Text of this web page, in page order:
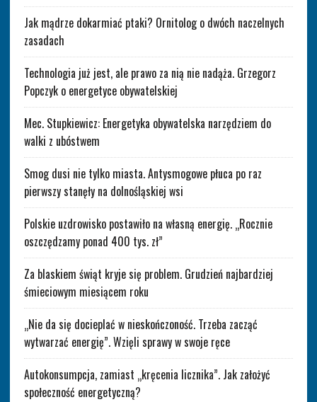
Jak mądrze dokarmiać ptaki? Ornitolog o dwóch naczelnych
zasadach
Technologia już jest, ale prawo za nią nie nadąża. Grzegorz
Popczyk o energetyce obywatelskiej
Mec. Stupkiewicz: Energetyka obywatelska narzędziem do
walki z ubóstwem
Smog dusi nie tylko miasta. Antysmogowe płuca po raz
pierwszy stanęły na dolnośląskiej wsi
Polskie uzdrowisko postawiło na własną energię. „Rocznie
oszczędzamy ponad 400 tys. zł”
Za blaskiem świąt kryje się problem. Grudzień najbardziej
śmieciowym miesiącem roku
„Nie da się docieplać w nieskończoność. Trzeba zacząć
wytwarzać energię”. Wzięli sprawy w swoje ręce
Autokonsumpcja, zamiast „kręcenia licznika”. Jak założyć
społeczność energetyczną?